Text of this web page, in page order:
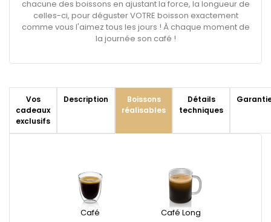
chacune des boissons en ajustant la force, la longueur de
celles-ci, pour déguster VOTRE boisson exactement
comme vous l'aimez tous les jours ! À chaque moment de
la journée son café !
Vos
cadeaux
exclusifs
Description
Boissons
réalisables
Détails
techniques
Café Café Long